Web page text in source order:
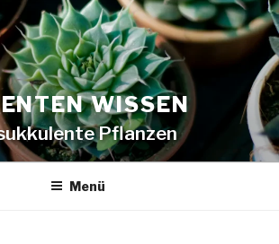
WISSEN
Pflanzen
Menü